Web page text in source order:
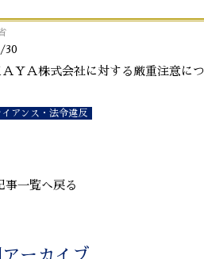
30
ＡＹＡ株式会社に対する厳重注意につ
イアンス・法令違反
事一覧へ戻る